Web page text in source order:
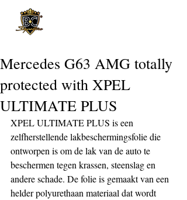
Mercedes G63 AMG totally
protected with XPEL
ULTIMATE PLUS
XPEL ULTIMATE PLUS is een
zelfherstellende lakbeschermingsfolie die
ontworpen is om de lak van de auto te
beschermen tegen krassen, steenslag en
andere schade. De folie is gemaakt van een
helder polyurethaan materiaal dat wordt